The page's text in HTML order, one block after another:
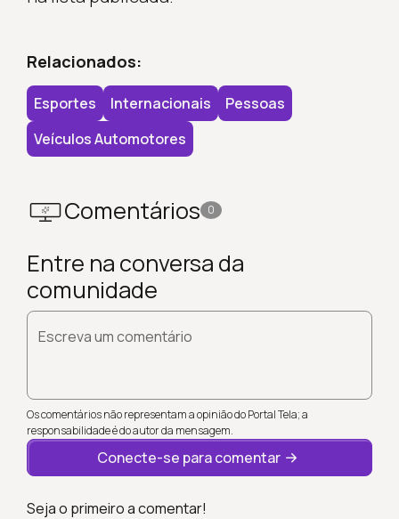
Relacionados:
Esportes Internacionais
Pessoas
Veículos Automotores
Comentários 0
Entre na conversa da
comunidade
Escreva um comentário
Os comentários não representam a opinião do Portal Tela; a
responsabilidade é do autor da mensagem.
Conecte-se para comentar
Seja o primeiro a comentar!